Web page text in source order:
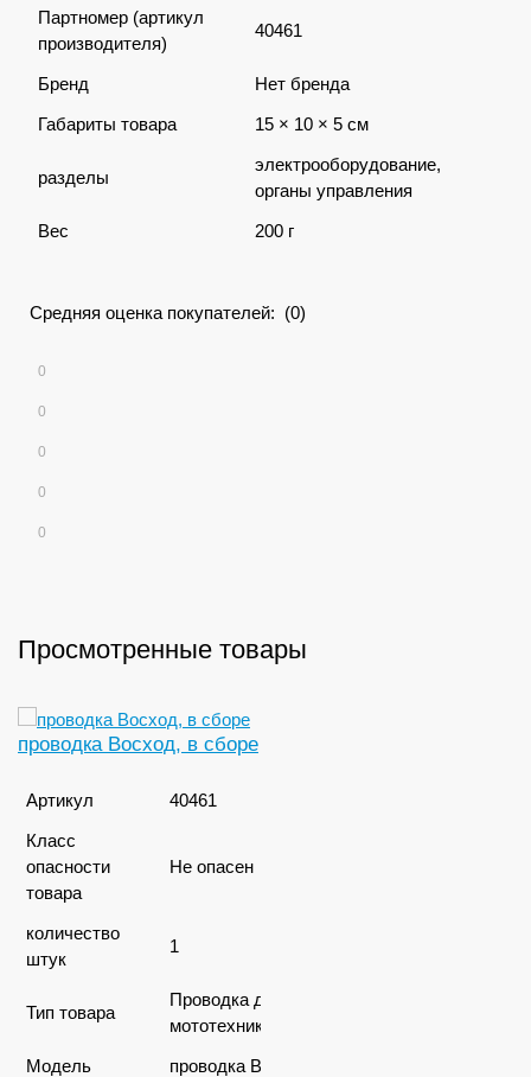
Партномер (артикул
производителя)
40461
Бренд
Нет бренда
Габариты товара
15 × 10 × 5 см
разделы
электрооборудование,
органы управления
Вес
200 г
Средняя оценка покупателей: (0)
0
0
0
0
0
Просмотренные товары
проводка Восход, в сборе
Артикул
40461
Класс
опасности
товара
Не опасен
количество
штук
1
Тип товара
Проводка для
мототехники
Модель
проводка Восход